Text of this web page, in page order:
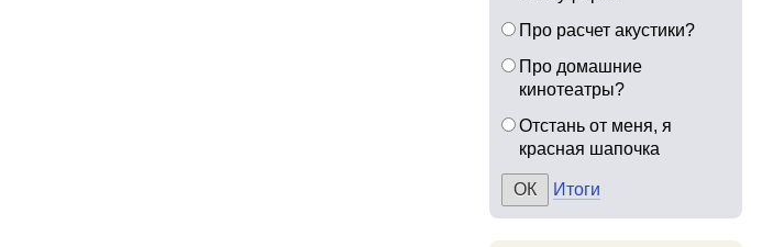
Про расчет акустики?
Про домашние
кинотеатры?
Отстань от меня, я
красная шапочка
Итоги